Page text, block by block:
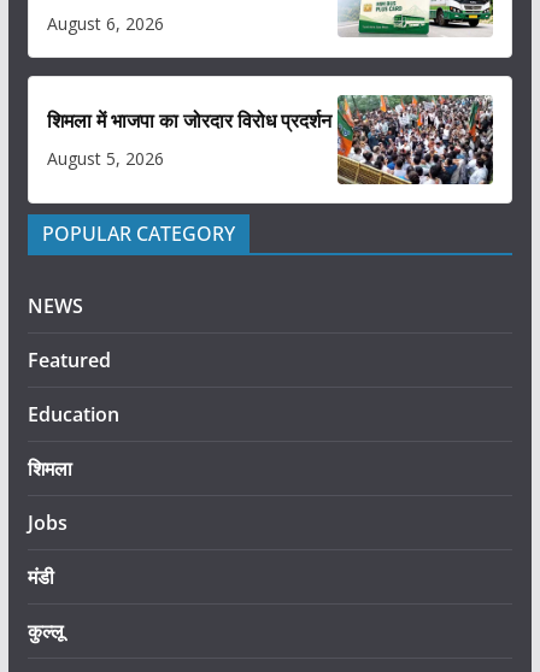
August 6, 2026
शिमला में भाजपा का जोरदार विरोध प्रदर्शन
August 5, 2026
POPULAR CATEGORY
NEWS
Featured
Education
शिमला
Jobs
मंडी
कुल्लू